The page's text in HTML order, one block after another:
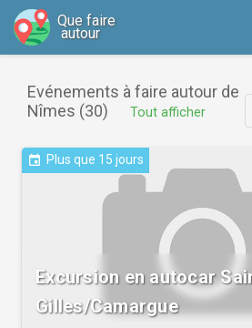
Que faire
autour
Evénements à faire autour de
Nîmes (30)
Tout afficher
event Plus que 15 jours
Excursion en autocar
Gilles/Camargue